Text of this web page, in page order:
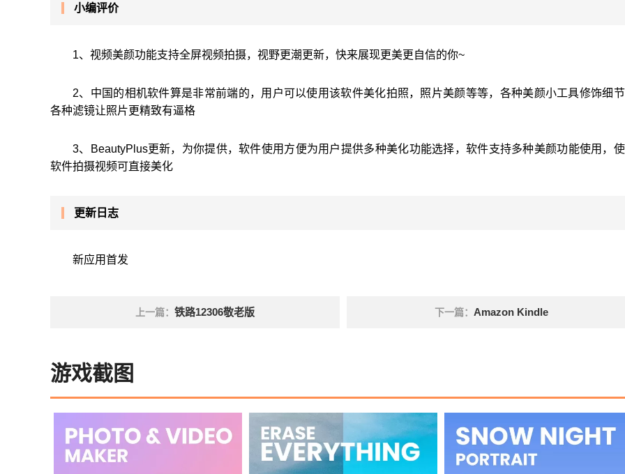
小编评价
1、视频美颜功能支持全屏视频拍摄，视野更潮更新，快来展现更美更自信的你~
2、中国的相机软件算是非常前端的，用户可以使用该软件美化拍照，照片美颜等等，各种美颜小工具修饰细
各种滤镜让照片更精致有逼格
3、BeautyPlus更新，为你提供，软件使用方便为用户提供多种美化功能选择，软件支持多种美颜功能使用，
软件拍摄视频可直接美化
更新日志
新应用首发
上一篇： 铁路12306敬老版 下一篇： Amazon Kindle
游戏截图